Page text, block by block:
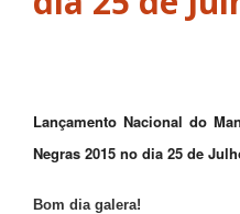
Lançamento Nacional do
Negras 2015 no dia 25 de
Bom dia galera!